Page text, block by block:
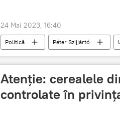
24 Mai 2023, 16:40
Politică Péter Szijjártó
Atenție: cerealele
controlate în